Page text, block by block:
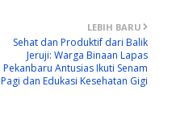
LEBIH BARU
Sehat dan Produktif dari Balik
Jeruji: Warga Binaan Lapas
Pekanbaru Antusias Ikuti Senam
Pagi dan Edukasi Kesehatan Gigi